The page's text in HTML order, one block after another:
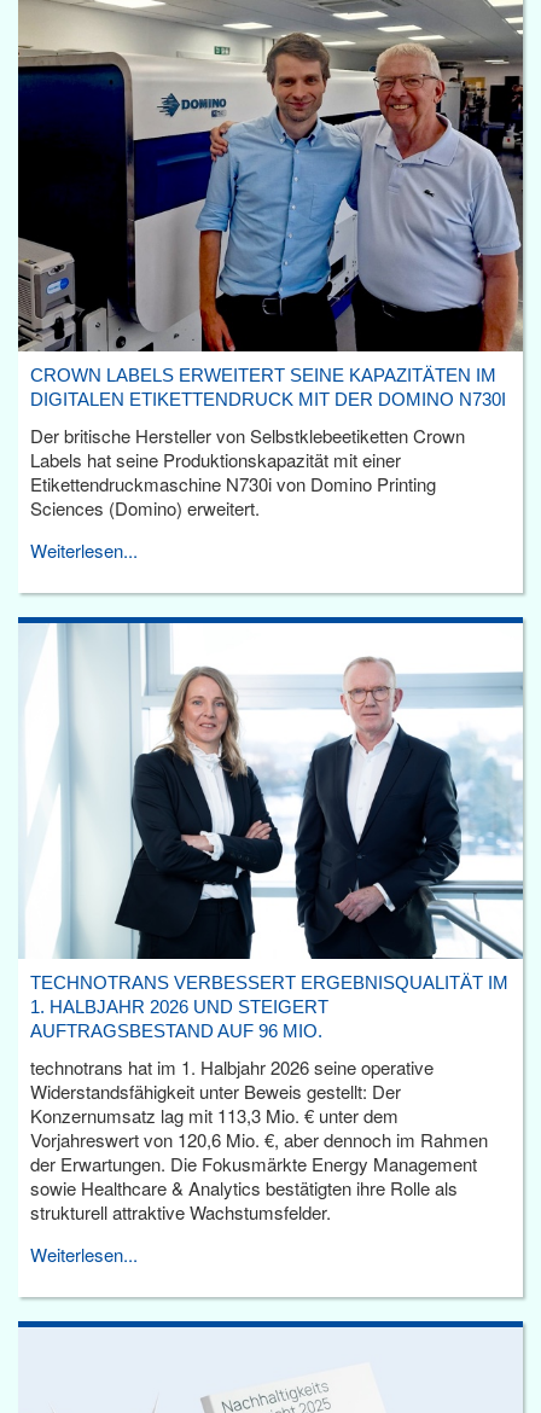
CROWN LABELS ERWEITERT SEINE KAPAZITÄTEN IM
DIGITALEN ETIKETTENDRUCK MIT DER DOMINO N730I
Der britische Hersteller von Selbstklebeetiketten Crown
Labels hat seine Produktionskapazität mit einer
Etikettendruckmaschine N730i von Domino Printing
Sciences (Domino) erweitert.
Weiterlesen...
TECHNOTRANS VERBESSERT ERGEBNISQUALITÄT IM
1. HALBJAHR 2026 UND STEIGERT
AUFTRAGSBESTAND AUF 96 MIO.
technotrans hat im 1. Halbjahr 2026 seine operative
Widerstandsfähigkeit unter Beweis gestellt: Der
Konzernumsatz lag mit 113,3 Mio. € unter dem
Vorjahreswert von 120,6 Mio. €, aber dennoch im Rahmen
der Erwartungen. Die Fokusmärkte Energy Management
sowie Healthcare & Analytics bestätigten ihre Rolle als
strukturell attraktive Wachstumsfelder.
Weiterlesen...